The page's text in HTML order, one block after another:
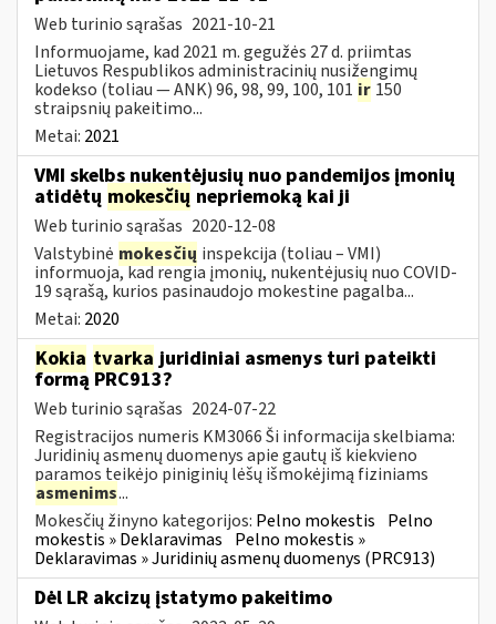
Web turinio sąrašas 2021-10-21
Informuojame, kad 2021 m. gegužės 27 d. priimtas
Lietuvos Respublikos administracinių nusižengimų
kodekso (toliau — ANK) 96, 98, 99, 100, 101 ir 150
straipsnių pakeitimo...
Metai: 2021
VMI skelbs nukentėjusių nuo pandemijos įmonių
atidėtų mokesčių nepriemoką kai ji
Web turinio sąrašas 2020-12-08
Valstybinė mokesčių inspekcija (toliau – VMI)
informuoja, kad rengia įmonių, nukentėjusių nuo COVID-
19 sąrašą, kurios pasinaudojo mokestine pagalba...
Metai: 2020
Kokia tvarka juridiniai asmenys turi pateikti
formą PRC913?
Web turinio sąrašas 2024-07-22
Registracijos numeris KM3066 Ši informacija skelbiama:
Juridinių asmenų duomenys apie gautų iš kiekvieno
paramos teikėjo piniginių lėšų išmokėjimą fiziniams
asmenims...
Mokesčių žinyno kategorijos: Pelno mokestis Pelno
mokestis » Deklaravimas Pelno mokestis »
Deklaravimas » Juridinių asmenų duomenys (PRC913)
Dėl LR akcizų įstatymo pakeitimo